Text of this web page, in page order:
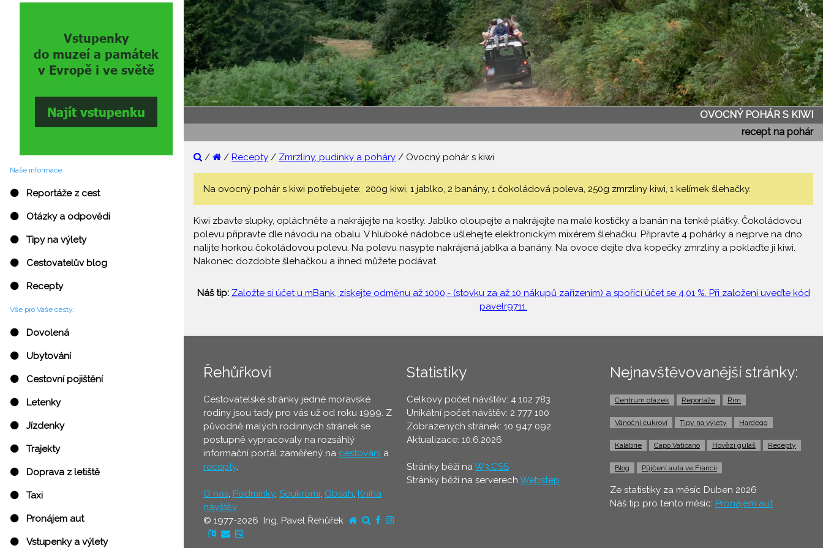
Naše informace:
⚫ Reportáže z cest
⚫ Otázky a odpovědi
⚫ Tipy na výlety
⚫ Cestovatelův blog
⚫ Recepty
Vše pro Vaše cesty:
⚫ Dovolená
⚫ Ubytování
⚫ Cestovní pojištění
⚫ Letenky
⚫ Jízdenky
⚫ Trajekty
⚫ Doprava z letiště
⚫ Taxi
⚫ Pronájem aut
⚫ Vstupenky a výlety
OVOCNÝ POHÁR S KIWI
recept na pohár
/ / Recepty / Zmrzliny, pudinky a poháry / Ovocný pohár s kiwi
Na ovocný pohár s kiwi potřebujete: 200g kiwi, 1 jablko, 2 banány, 1 čokoládová poleva, 250g zmrzliny kiwi, 1 kelímek šlehačky.
Kiwi zbavte slupky, opláchněte a nakrájejte na kostky. Jablko oloupejte a nakrájejte na malé kostičky a banán na tenké plátky. Čokoládovou
polevu připravte dle návodu na obalu. V hluboké nádobce ušlehejte elektronickým mixérem šlehačku. Připravte 4 pohárky a nejprve na dno
nalijte horkou čokoládovou polevu. Na polevu nasypte nakrájená jablka a banány. Na ovoce dejte dva kopečky zmrzliny a poklaďte ji kiwi.
Nakonec dozdobte šlehačkou a ihned můžete podávat.
Náš tip: Založte si účet u mBank, získejte odměnu až 1000,- (stovku za až 10 nákupů zařízením) a spořící účet se 4,01 %. Při založení uveďte kód
pavelr9711.
Řehůřkovi
Cestovatelské stránky jedné moravské
rodiny jsou tady pro vás už od roku 1999. Z
původně malých rodinných stránek se
postupně vypracovaly na rozsáhlý
informační portál zaměřený na cestování a
recepty.
O nás, Podmínky, Soukromí, Obsah, Kniha
návštěv
© 1977-2026 Ing. Pavel Řehůřek
Statistiky
Celkový počet návštěv: 4 102 783
Unikátní počet návštěv: 2 777 100
Zobrazených stránek: 10 947 092
Aktualizace: 10.6.2026
Stránky běží naW3.CSS
Stránky běží na serverech Webstep
Nejnavštěvovanější stránky:
Centrum otázek Reportáže Řím
Vánoční cukroví Tipy na výlety Hardegg
Kalábrie Capo Vaticano Hovězí guláš Recepty
Blog Půjčení auta ve Francii
Ze statistiky za měsíc Duben 2026
Náš tip pro tento měsíc: Pronájem aut